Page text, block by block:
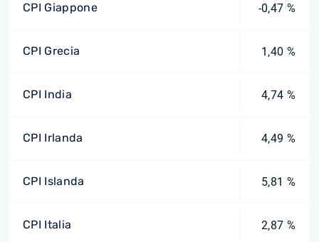
CPI Giappone -0,47 %
CPI Grecia 1,40 %
CPI India 4,74 %
CPI Irlanda 4,49 %
CPI Islanda 5,81 %
CPI Italia 2,87 %